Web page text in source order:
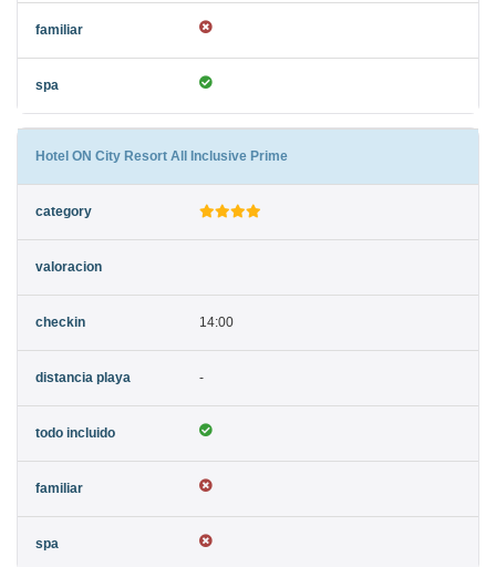
Hotel ON City Resort All Inclusive Prime
14:00
-